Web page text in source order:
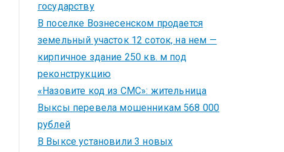
государству
В поселке Вознесенском продается
земельный участок 12 соток, на нем —
кирпичное здание 250 кв. м под
реконструкцию
«Назовите код из СМС»: жительница
Выксы перевела мошенникам 568 000
рублей
В Выксе установили 3 новых